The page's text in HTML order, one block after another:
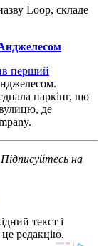
Loop, складе
перший
паркінг, що
де
на
текст і
редакцію.